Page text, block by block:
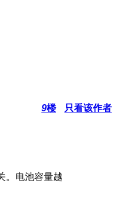
9楼 只看该作者
。电池容量越